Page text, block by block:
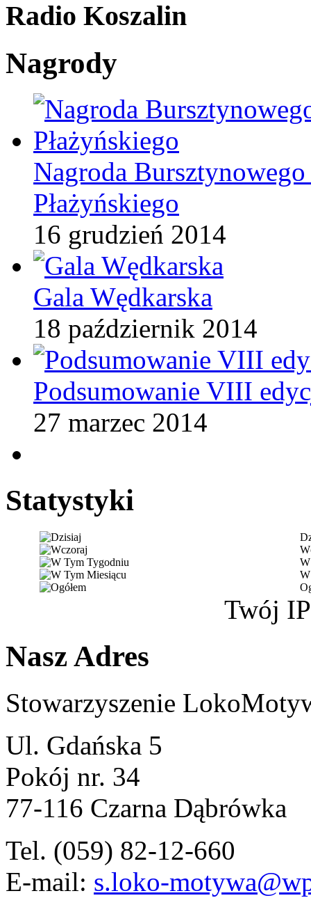
Radio Koszalin
Nagrody
Nagroda
Płażyńskiego
16 grudzień 2014
Gala Wędkarska
18 październik 2014
Podsumowanie VIII
27 marzec 2014
Statystyki
Twój IP
Nasz Adres
Stowarzyszenie
Ul. Gdańska 5
Pokój nr. 34
77-116 Czarna Dąbrówka
Tel. (059) 82-12-660
E-mail: s.loko-